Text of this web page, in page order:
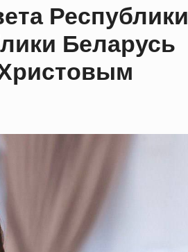
Республики
Беларусь